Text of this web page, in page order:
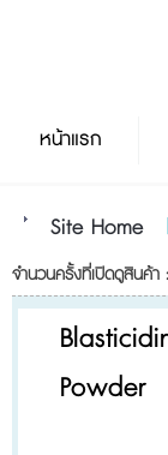
หน้าแรก
Site Home
จำนวนครั้งที่เปิดดูสินค้
Powder